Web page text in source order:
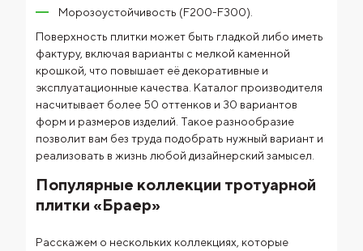
Морозоустойчивость (F200-F300).
Поверхность плитки может быть гладкой либо иметь
фактуру, включая варианты с мелкой каменной
крошкой, что повышает её декоративные и
эксплуатационные качества. Каталог производителя
насчитывает более 50 оттенков и 30 вариантов
форм и размеров изделий. Такое разнообразие
позволит вам без труда подобрать нужный вариант и
реализовать в жизнь любой дизайнерский замысел.
Популярные коллекции тротуарной
плитки «Браер»
Расскажем о нескольких коллекциях, которые